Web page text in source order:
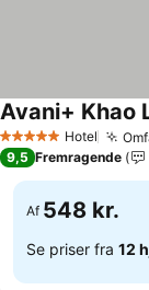
5 Stjerner Hotel
Avani+ Khao
9,5 Fremragende
Af 548 kr.
Se priser fra 12